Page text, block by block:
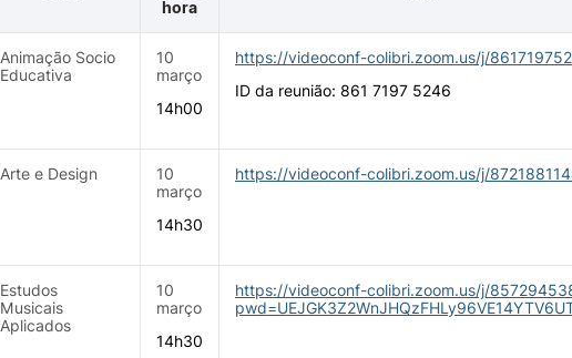
hora
Animação Socio
Educativa
10
março
14h00
https://videoconf-colibri.zoom.us/j/
ID da reunião: 861 7197 5246
Arte e Design
10
março
14h30
https://videoconf-colibri.zoom.us/j/
Estudos
Musicais
Aplicados
10
março
14h30
https://videoconf-colibri.zoom.us/j/